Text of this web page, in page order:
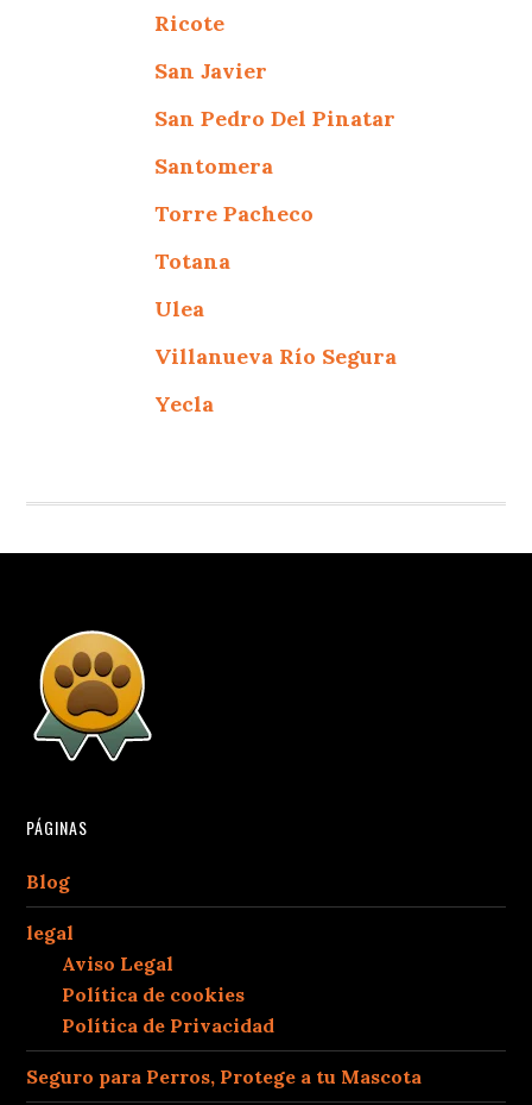
Ricote
San Javier
San Pedro Del Pinatar
Santomera
Torre Pacheco
Totana
Ulea
Villanueva Río Segura
Yecla
PÁGINAS
Blog
legal
Aviso Legal
Política de cookies
Política de Privacidad
Seguro para Perros, Protege a tu Mascota